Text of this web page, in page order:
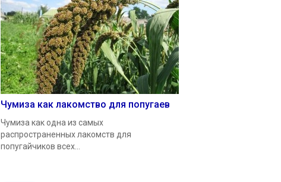
Чумиза как лакомство для попугаев
Чумиза как одна из самых
распространенных лакомств для
попугайчиков всех...